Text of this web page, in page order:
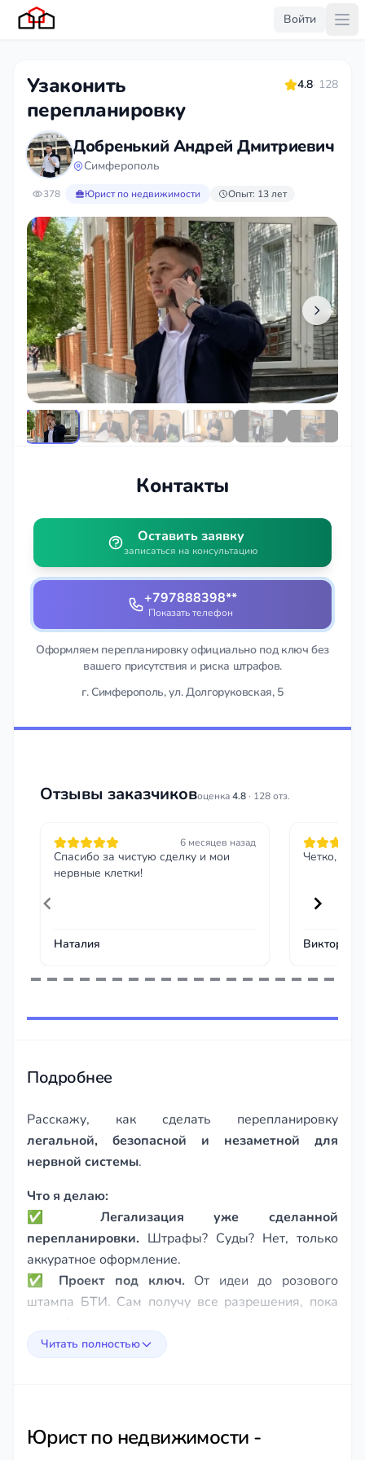
Войти
Узаконить
перепланировку
4.8· 128
Добренький Андрей Дмитриевич
Симферополь
378 Юрист по недвижимости Опыт: 13 лет
Контакты
Оставить заявку
записаться на консультацию
+797888398**
Показать телефон
Оформляем перепланировку официально под ключ без
вашего присутствия и риска штрафов.
г. Симферополь, ул. Долгоруковская, 5
Отзывы заказчиковоценка4.8 · 128 отз.
6 месяцев назад
Спасибо за чистую сделку и мои
нервные клетки!
Наталия
Четко, без
Виктор Н.
1
Подробнее
Расскажу, как сделать перепланировку
легальной, безопасной и незаметной для
нервной системы.
Что я делаю:
✅ Легализация уже сделанной
перепланировки. Штрафы? Суды? Нет, только
аккуратное оформление.
✅ Проект под ключ. От идеи до розового
штампа БТИ. Сам получу все разрешения, пока
✅Спорные ситуации.
через суд.
Читать полностью
Юрист по недвижимости -